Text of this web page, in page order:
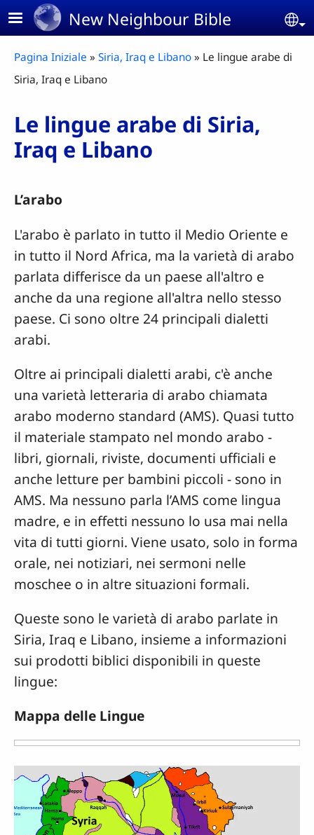
Skip to main contentNew Neighbour Bible
Breadcrumb
Pagina Iniziale Siria, Iraq e Libano
Le lingue arabe di
Siria, Iraq e Libano
Le lingue arabe di Siria,
Iraq e Libano
L’arabo
L'arabo è parlato in tutto il Medio Oriente e
in tutto il Nord Africa, ma la varietà di arabo
parlata differisce da un paese all'altro e
anche da una regione all'altra nello stesso
paese. Ci sono oltre 24 principali dialetti
arabi.
Oltre ai principali dialetti arabi, c'è anche
una varietà letteraria di arabo chiamata
arabo moderno standard (AMS). Quasi tutto
il materiale stampato nel mondo arabo -
libri, giornali, riviste, documenti ufficiali e
anche letture per bambini piccoli - sono in
AMS. Ma nessuno parla l’AMS come lingua
madre, e in effetti nessuno lo usa mai nella
vita di tutti giorni. Viene usato, solo in forma
orale, nei notiziari, nei sermoni nelle
moschee o in altre situazioni formali.
Queste sono le varietà di arabo parlate in
Siria, Iraq e Libano, insieme a informazioni
sui prodotti biblici disponibili in queste
lingue:
Mappa delle Lingue